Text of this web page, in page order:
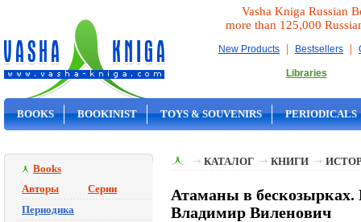
Vasha Kniga Russian
more than 125,000
New Products | Bestsellers |
Libraries
BOOKS BOOKINIST TOYS & SOUVENIRS PERIODICALS
Books
Авторы
Серии
Периодика
КАТАЛОГ КНИГИ
Атаманы в
Владимир Виленович